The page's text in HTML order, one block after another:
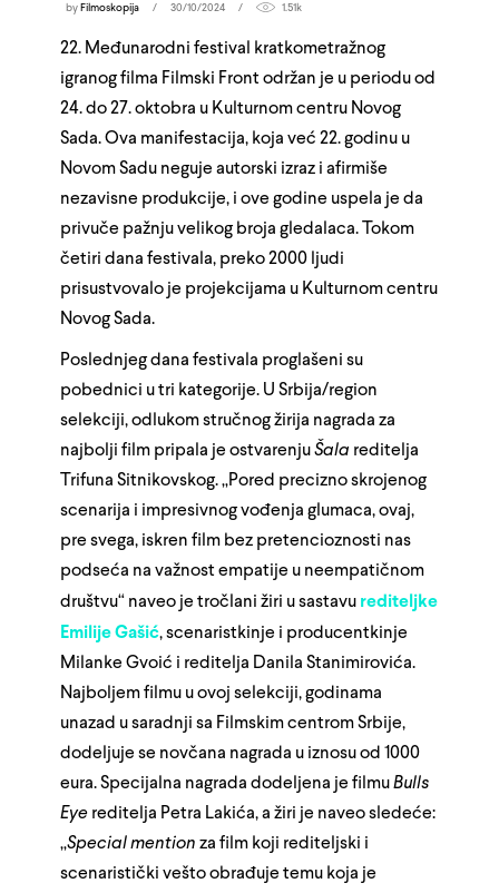
by Filmoskopija 30/10/2024 1.51k
22. Međunarodni festival kratkometražnog
igranog filma Filmski Front održan je u periodu od
24. do 27. oktobra u Kulturnom centru Novog
Sada. Ova manifestacija, koja već 22. godinu u
Novom Sadu neguje autorski izraz i afirmiše
nezavisne produkcije, i ove godine uspela je da
privuče pažnju velikog broja gledalaca. Tokom
četiri dana festivala, preko 2000 ljudi
prisustvovalo je projekcijama u Kulturnom centru
Novog Sada.
Poslednjeg dana festivala proglašeni su
pobednici u tri kategorije. U Srbija/region
selekciji, odlukom stručnog žirija nagrada za
najbolji film pripala je ostvarenjuŠala reditelja
Trifuna Sitnikovskog. „Pored precizno skrojenog
scenarija i impresivnog vođenja glumaca, ovaj,
pre svega, iskren film bez pretencioznosti nas
podseća na važnost empatije u neempatičnom
društvu“ naveo je tročlani žiri u sastavu rediteljke
Emilije Gašić, scenaristkinje i producentkinje
Milanke Gvoić i reditelja Danila Stanimirovića.
Najboljem filmu u ovoj selekciji, godinama
unazad u saradnji sa Filmskim centrom Srbije,
dodeljuje se novčana nagrada u iznosu od 1000
eura. Specijalna nagrada dodeljena je filmuBulls
Eye reditelja Petra Lakića, a žiri je naveo sledeće:
„Special mention za film koji rediteljski i
scenaristički vešto obrađuje temu koja je